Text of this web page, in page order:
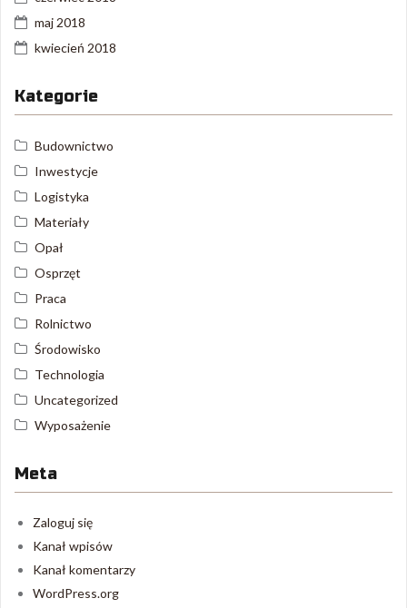
maj 2018
kwiecień 2018
Kategorie
Budownictwo
Inwestycje
Logistyka
Materiały
Opał
Osprzęt
Praca
Rolnictwo
Środowisko
Technologia
Uncategorized
Wyposażenie
Meta
Zaloguj się
Kanał wpisów
Kanał komentarzy
WordPress.org